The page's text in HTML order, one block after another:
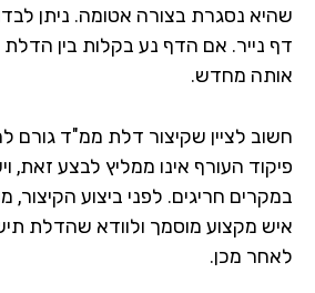
נסגרת בצורה אטומה. ניתן לבדוק
נייר. אם הדף נע בקלות בין הדלת
מחדש.
לציין שקיצור דלת ממ"ד גורם
העורף אינו ממליץ לבצע זאת, ויש
חריגים. לפני ביצוע הקיצור,
מקצוע מוסמך ולוודא שהדלת תישאר
מכן.